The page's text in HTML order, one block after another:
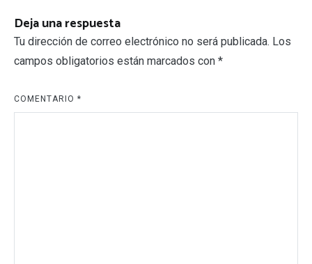
Deja una respuesta
Tu dirección de correo electrónico no será publicada. Los
campos obligatorios están marcados con *
COMENTARIO *